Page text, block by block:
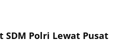
Polri Lewat Pusat